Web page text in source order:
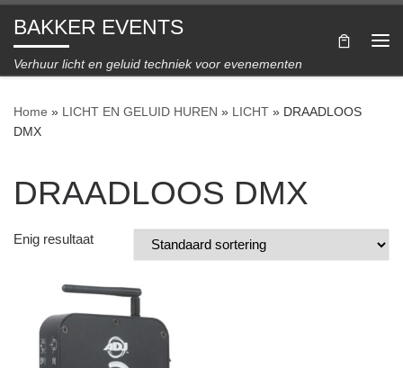
Ga naar inhoud
BAKKER EVENTS
Verhuur licht en geluid techniek voor evenementen
Home » LICHT EN GELUID HUREN » LICHT » DRAADLOOS
DMX
DRAADLOOS DMX
Enig resultaat